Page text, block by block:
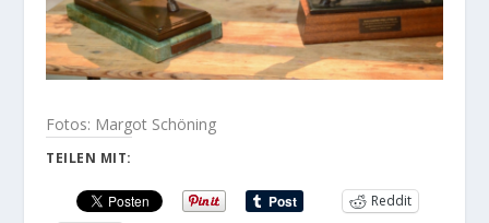
Fotos: Margot Schöning
TEILEN MIT:
Reddit